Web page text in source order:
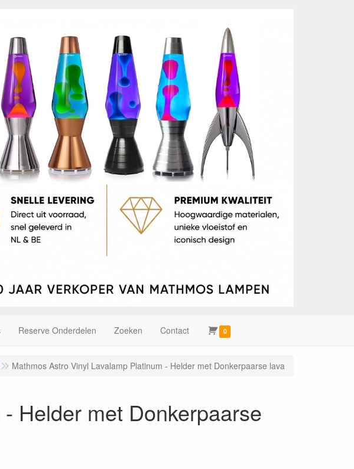
Reserve Onderdelen Zoeken Contact 0
Mathmos Astro Vinyl Lavalamp Platinum - Helder met Donkerpaarse lava
Helder met Donkerpaarse